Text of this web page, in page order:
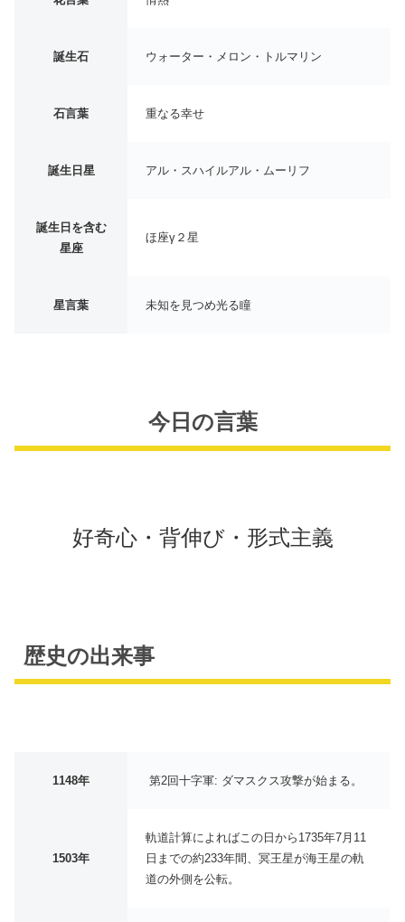
誕生石 ウォーター・メロン・トルマリン
石言葉 重なる幸せ
誕生日星 アル・スハイルアル・ムーリフ
誕生日を含む
星座
ほ座γ２星
星言葉 未知を見つめ光る瞳
今日の言葉
好奇心・背伸び・形式主義
歴史の出来事
1148年 第2回十字軍: ダマスクス攻撃が始まる。
1503年
軌道計算によればこの日から1735年7月11
日までの約233年間、冥王星が海王星の軌
道の外側を公転。